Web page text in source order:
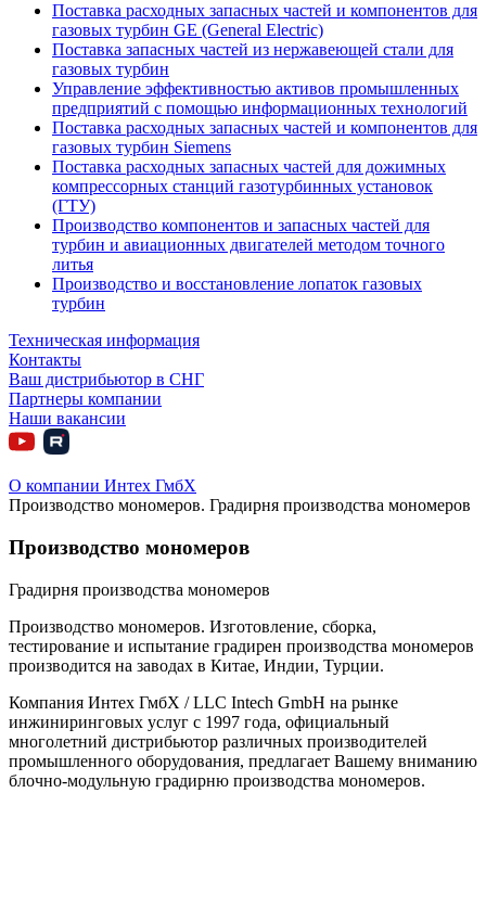
Поставка расходных запасных частей и компонентов для
газовых турбин GE (General Electric)
Поставка запасных частей из нержавеющей стали для
газовых турбин
Управление эффективностью активов промышленных
предприятий с помощью информационных технологий
Поставка расходных запасных частей и компонентов для
газовых турбин Siemens
Поставка расходных запасных частей для дожимных
компрессорных станций газотурбинных установок
(ГТУ)
Производство компонентов и запасных частей для
турбин и авиационных двигателей методом точного
литья
Производство и восстановление лопаток газовых
турбин
Техническая информация
Контакты
Ваш дистрибьютор в СНГ
Партнеры компании
Наши вакансии
О компании Интех ГмбХ
Производство мономеров. Градирня производства мономеров
Производство мономеров
Градирня производства мономеров
Производство мономеров. Изготовление, сборка,
тестирование и испытание градирен производства мономеров
производится на заводах в Китае, Индии, Турции.
Компания Интех ГмбХ / LLC Intech GmbH на рынке
инжиниринговых услуг с 1997 года, официальный
многолетний дистрибьютор различных производителей
промышленного оборудования, предлагает Вашему вниманию
блочно-модульную градирню производства мономеров.